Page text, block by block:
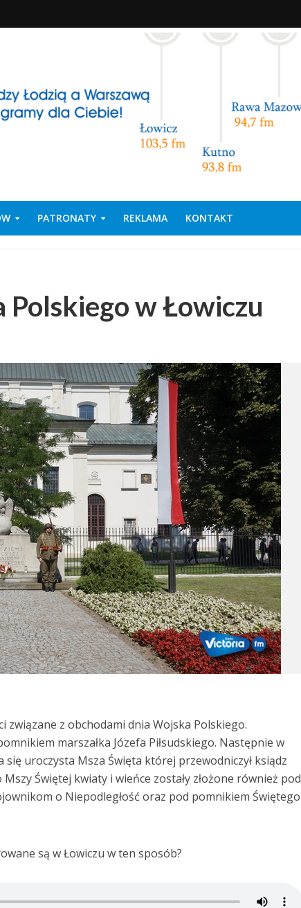
PATRONATY REKLAMA KONTAKT
w Łowiczu
związane z obchodami dnia Wojska Polskiego.
marszałka Józefa Piłsudskiego. Następnie w
się uroczysta Msza Święta której przewodniczył ksiądz
Świętej kwiaty i wieńce zostały złożone również pod
o Niepodległość oraz pod pomnikiem Świętego
są w Łowiczu w ten sposób?